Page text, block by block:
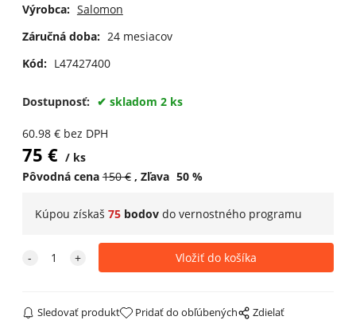
Výrobca: Salomon
Záručná doba: 24 mesiacov
Kód: L47427400
Dostupnosť: skladom 2 ks
60.98€ bez DPH
75 €
ks
Pôvodná cena 150€ Zľava 50%
Kúpou získaš 75bodovdo vernostného programu
Sledovať produkt Pridať do obľúbených Zdielať